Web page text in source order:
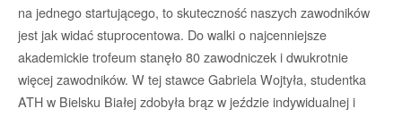
na jednego startującego, to skuteczność naszych zawodników
jest jak widać stuprocentowa. Do walki o najcenniejsze
akademickie trofeum stanęło 80 zawodniczek i dwukrotnie
więcej zawodników. W tej stawce Gabriela Wojtyła, studentka
ATH w Bielsku Białej zdobyła brąz w jeździe indywidualnej i